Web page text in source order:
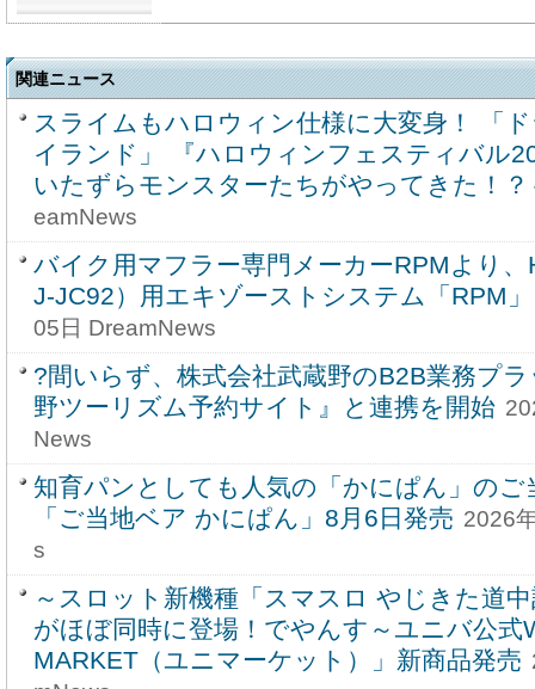
関連ニュース
スライムもハロウィン仕様に大変身！ 「
イランド」 『ハロウィンフェスティバル
いたずらモンスターたちがやってきた！？
eamNews
バイク用マフラー専門メーカーRPMより、
J-JC92）用エキゾーストシステム「RPM
05日 DreamNews
?間いらず、株式会社武蔵野のB2B業務プ
野ツーリズム予約サイト』と連携を開始
News
知育パンとしても人気の「かにぱん」のご
「ご当地ベア かにぱん」8月6日発売 2026
s
～スロット新機種「スマスロ やじきた道
がほぼ同時に登場！でやんす～ユニバ公式
MARKET（ユニマーケット）」新商品発売